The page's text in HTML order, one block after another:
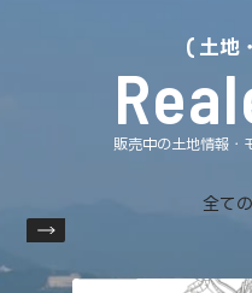
土地
販売中の土地情報・
全て